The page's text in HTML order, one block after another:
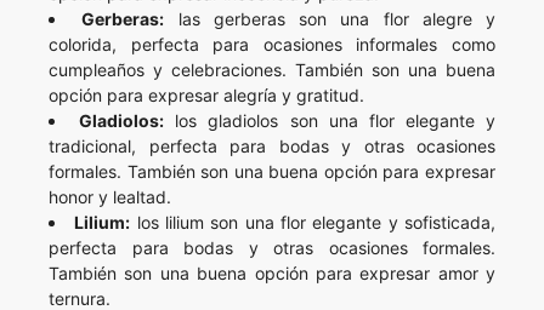
Gerberas: las gerberas son una flor alegre y
colorida, perfecta para ocasiones informales como
cumpleaños y celebraciones. También son una buena
opción para expresar alegría y gratitud.
Gladiolos: los gladiolos son una flor elegante y
tradicional, perfecta para bodas y otras ocasiones
formales. También son una buena opción para expresar
honor y lealtad.
Lilium: los lilium son una flor elegante y sofisticada,
perfecta para bodas y otras ocasiones formales.
También son una buena opción para expresar amor y
ternura.